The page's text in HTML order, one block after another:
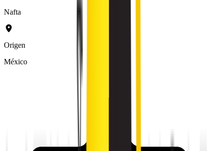
Nafta
Origen
México